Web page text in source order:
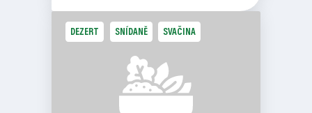
DEZERT SNÍDANĚ SVAČINA